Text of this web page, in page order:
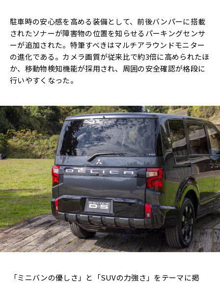
駐車時の安心感を高める装備として、前後バンパーに搭載
されたソナーが障害物の位置を知らせるパーキングセンサ
ーが追加された。特筆すべきはマルチアラウンドモニター
の進化である。カメラ画質が従来比で約3倍に高められたほ
か、移動物検知機能が採用され、周囲の安全確認が格段に
行いやすくなった。
「ミニバンの優しさ」と「SUVの力強さ」をテーマに掲